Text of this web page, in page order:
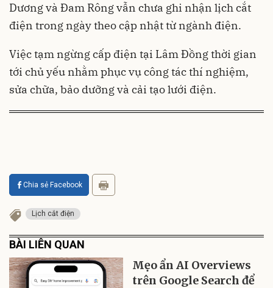
Dương và Đam Rông vẫn chưa ghi nhận lịch cắt
điện trong ngày theo cập nhật từ ngành điện.
Việc tạm ngừng cấp điện tại Lâm Đồng thời gian
tới chủ yếu nhằm phục vụ công tác thí nghiệm,
sửa chữa, bảo dưỡng và cải tạo lưới điện.
Chia sẻ Facebook
Lịch cắt điện
BÀI LIÊN QUAN
Mẹo ẩn AI Overviews
trên Google Search để